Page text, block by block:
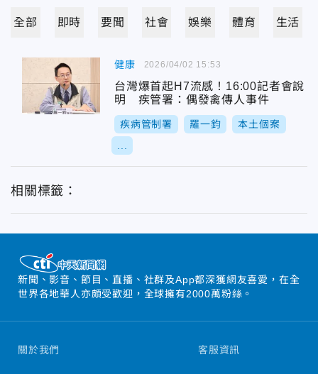
全部 即時 要聞 社會 娛樂 體育 生活
健康
台灣爆首起H7流感！16:00記者會說
明 疾管署：偶發禽傳人事件
疾病管制署 羅一鈞 本土個案
2026/04/02 15:53
相關標籤：
新聞、影音、節目、直播、社群及App都深獲網友喜愛，在全
世界各地華人亦頗受歡迎，全球擁有2000萬粉絲。
關於我們 客服資訊